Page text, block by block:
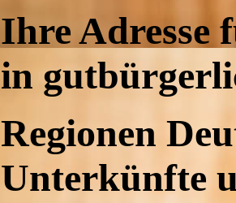
Ihre Adresse
in
Regionen
Unterkünfte